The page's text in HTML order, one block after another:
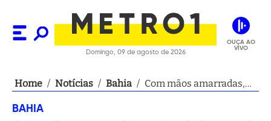
Domingo, 09 de agosto de 2026
OUÇA AO
VIVO
Home / Notícias / Bahia / Com mãos amarradas,
BAHIA